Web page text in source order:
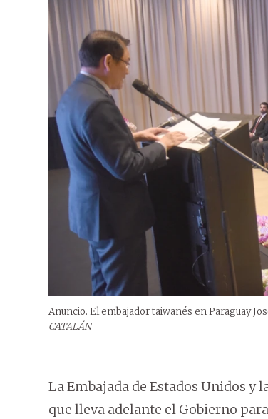
Anuncio. El embajador taiwanés en Paraguay
CATALÁN
La Embajada de Estados Unidos
que lleva adelante el Gobierno